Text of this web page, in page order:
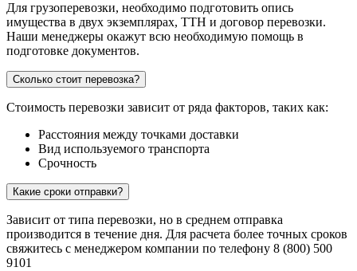
Для грузоперевозки, необходимо подготовить опись
имущества в двух экземплярах, ТТН и договор перевозки.
Наши менеджеры окажут всю необходимую помощь в
подготовке документов.
Сколько стоит перевозка?
Стоимость перевозки зависит от ряда факторов, таких как:
Расстояния между точками доставки
Вид используемого транспорта
Срочность
Какие сроки отправки?
Зависит от типа перевозки, но в среднем отправка
производится в течение дня. Для расчета более точных сроков
свяжитесь с менеджером компании по телефону 8 (800) 500
9101